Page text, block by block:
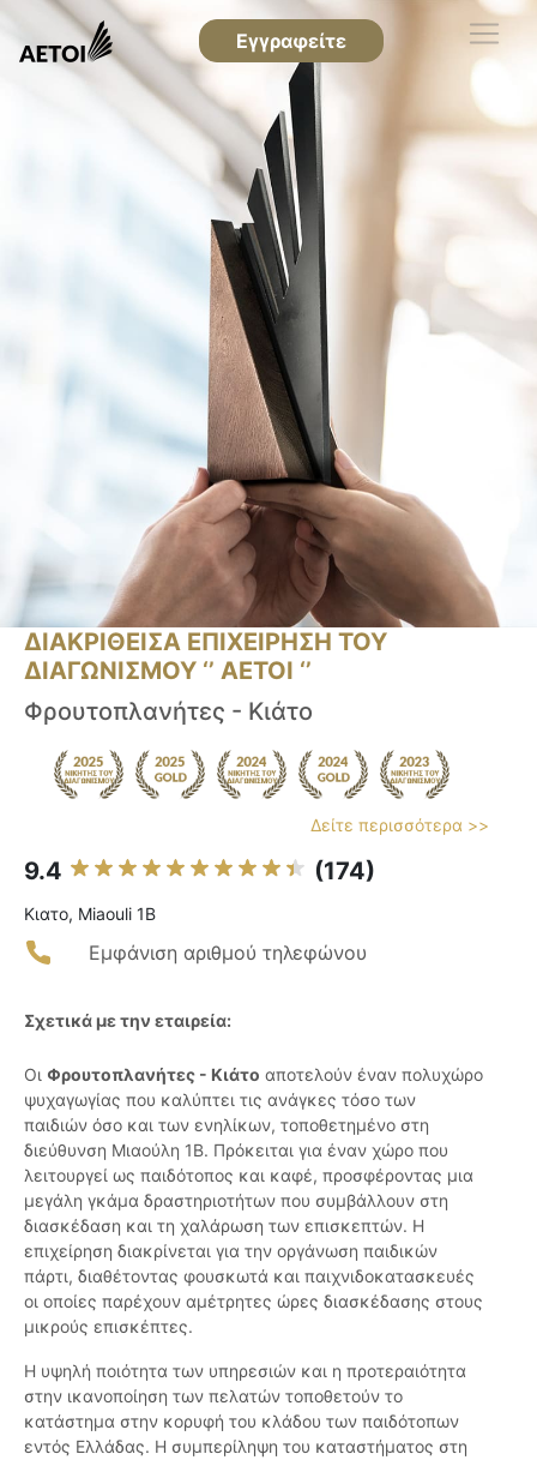
Εγγραφείτε
ΔΙΑΚΡΙΘΕΙΣΑ ΕΠΙΧΕΙΡΗΣΗ ΤΟΥ
ΔΙΑΓΩΝΙΣΜΟΥ ‘’ ΑΕΤΟΙ ‘’
Φρουτοπλανήτες - Κιάτο
Δείτε περισσότερα >>
9.4 (174)
Κιατο, Miaouli 1B
Εμφάνιση αριθμού τηλεφώνου
Σχετικά με την εταιρεία:
Οι Φρουτοπλανήτες - Κιάτο αποτελούν έναν πολυχώρο
ψυχαγωγίας που καλύπτει τις ανάγκες τόσο των
παιδιών όσο και των ενηλίκων, τοποθετημένο στη
διεύθυνση Μιαούλη 1Β. Πρόκειται για έναν χώρο που
λειτουργεί ως παιδότοπος και καφέ, προσφέροντας μια
μεγάλη γκάμα δραστηριοτήτων που συμβάλλουν στη
διασκέδαση και τη χαλάρωση των επισκεπτών. Η
επιχείρηση διακρίνεται για την οργάνωση παιδικών
πάρτι, διαθέτοντας φουσκωτά και παιχνιδοκατασκευές
οι οποίες παρέχουν αμέτρητες ώρες διασκέδασης στους
μικρούς επισκέπτες.
Η υψηλή ποιότητα των υπηρεσιών και η προτεραιότητα
στην ικανοποίηση των πελατών τοποθετούν το
κατάστημα στην κορυφή του κλάδου των παιδότοπων
εντός Ελλάδας. Η συμπερίληψη του καταστήματος στη